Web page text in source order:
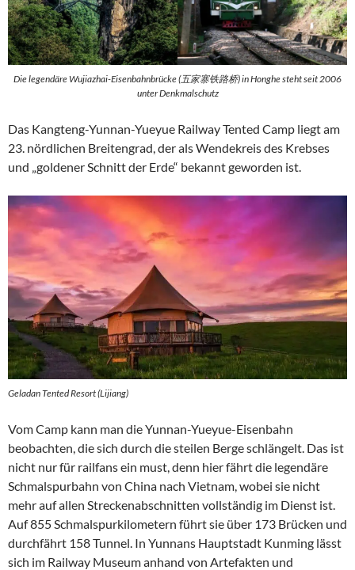
Die legendäre Wujiazhai-Eisenbahnbrücke (五家寨铁路桥) in Honghe steht seit 2006
unter Denkmalschutz
Das Kangteng-Yunnan-Yueyue Railway Tented Camp liegt am
23. nördlichen Breitengrad, der als Wendekreis des Krebses
und „goldener Schnitt der Erde“ bekannt geworden ist.
Geladan Tented Resort (Lijiang)
Vom Camp kann man die Yunnan-Yueyue-Eisenbahn
beobachten, die sich durch die steilen Berge schlängelt. Das ist
nicht nur für railfans ein must, denn hier fährt die legendäre
Schmalspurbahn von China nach Vietnam, wobei sie nicht
mehr auf allen Streckenabschnitten vollständig im Dienst ist.
Auf 855 Schmalspurkilometern führt sie über 173 Brücken und
durchfährt 158 Tunnel. In Yunnans Hauptstadt Kunming lässt
sich im Railway Museum anhand von Artefakten und